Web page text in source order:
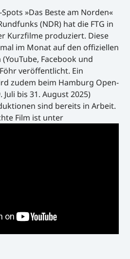
»Das Beste am Norden«
(NDR) hat die FTG in
Kurzfilme produziert. Diese
im Monat auf den offiziellen
Facebook und
veröffentlicht. Ein
zudem beim Hamburg Open-
Juli bis 31. August 2025)
sind bereits in Arbeit.
Film ist unter